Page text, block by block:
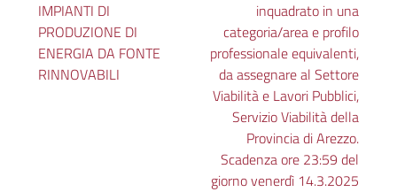
IMPIANTI DI
PRODUZIONE DI
ENERGIA DA FONTE
RINNOVABILI
inquadrato in una
categoria/area e profilo
professionale equivalenti,
da assegnare al Settore
Viabilità e Lavori Pubblici,
Servizio Viabilità della
Provincia di Arezzo.
Scadenza ore 23:59 del
giorno venerdì 14.3.2025